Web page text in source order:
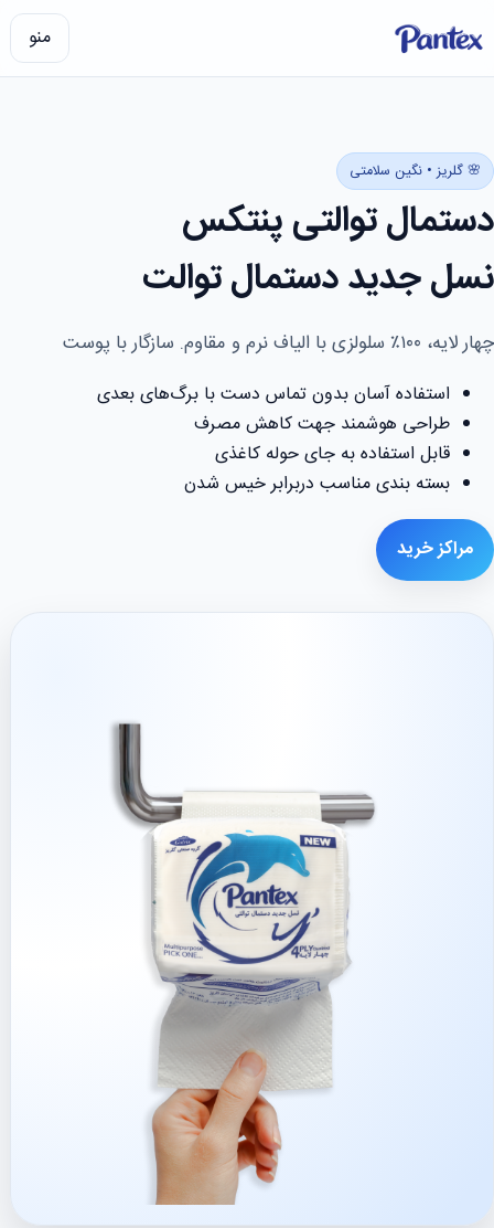
منو
🌸 گلریز • نگین سلامتی
دستمال توالتی پنتکس
نسل جدید دستمال توالت
چهار لایه، ۱۰۰٪ سلولزی با الیاف نرم و مقاوم. سازگار با پوست
استفاده آسان بدون تماس دست با برگ‌های بعدی
طراحی هوشمند جهت کاهش مصرف
قابل استفاده به جای حوله کاغذی
بسته بندی مناسب دربرابر خیس شدن
مراکز خرید